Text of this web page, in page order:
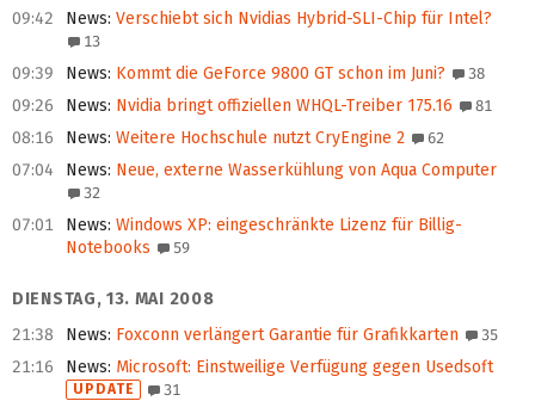
09:42 News: Verschiebt sich Nvidias Hybrid-SLI-Chip für Intel?
13
09:39 News: Kommt die GeForce 9800 GT schon im Juni? 38
09:26 News: Nvidia bringt offiziellen WHQL-Treiber 175.16 81
08:16 News: Weitere Hochschule nutzt CryEngine 2 62
07:04 News: Neue, externe Wasserkühlung von Aqua Computer
32
07:01 News: Windows XP: eingeschränkte Lizenz für Billig-
Notebooks
59
DIENSTAG, 13. MAI 2008
21:38
News: Foxconn verlängert Garantie für Grafikkarten 35
21:16 News: Microsoft: Einstweilige Verfügung gegen Usedsoft
UPDATE 31